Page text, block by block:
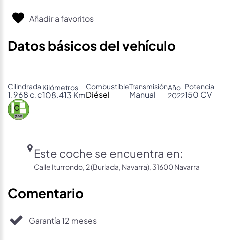
Añadir a favoritos
Datos básicos del vehículo
Cilindrada
1.968 c.c
Kilómetros
108.413 Km
Combustible
Diésel
Transmisión
Manual
Año
2022
Potencia
150 CV
Este coche se encuentra en:
Calle Iturrondo, 2 (Burlada, Navarra), 31600 Navarra
Comentario
Garantía 12 meses